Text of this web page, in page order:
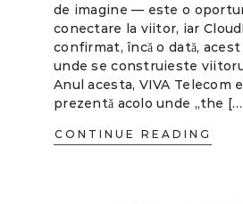
de imagine — este o
conectare la viitor, iar
confirmat, încă o dată,
unde se construieste
Anul acesta, VIVA Telecom
prezentă acolo unde „the
CONTINUE READING